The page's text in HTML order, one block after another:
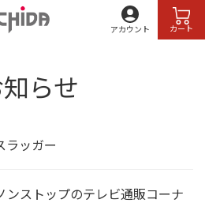
アカウント カート
らせ
ラッガー
ンストップのテレビ通販コーナ